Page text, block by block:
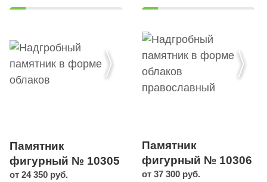
Памятник
фигурный № 10305
от 24 350 руб.
Памятник
фигурный № 10306
от 37 300 руб.